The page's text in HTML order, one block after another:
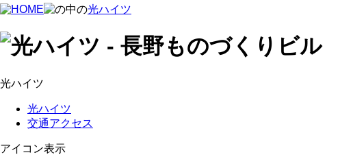
光ハイツ
光ハイツ
光ハイツ
交通アクセス
アイコン表示